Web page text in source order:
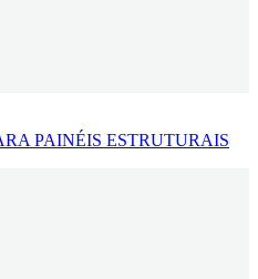
PAINÉIS ESTRUTURAIS